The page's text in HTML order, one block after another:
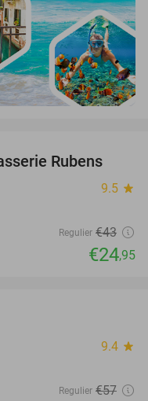
42%
Rubens
9.5 star
Regulier €43
€24,95
9.4 star
Regulier €57